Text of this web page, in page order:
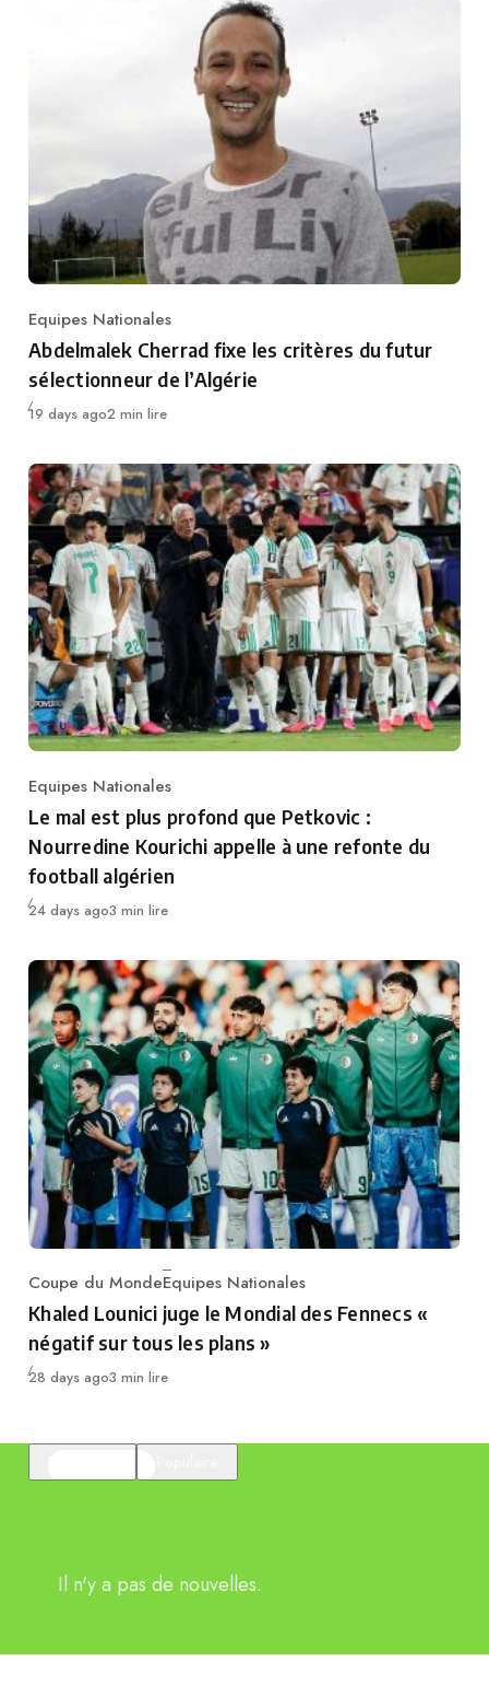
Category
Equipes Nationales
Abdelmalek Cherrad fixe les critères du futur
sélectionneur de l’Algérie
Publié
19 days ago2 min lire
Category
Equipes Nationales
Le mal est plus profond que Petkovic :
Nourredine Kourichi appelle à une refonte du
football algérien
Publié
24 days ago3 min lire
Category
Coupe du MondeEquipes Nationales
Khaled Lounici juge le Mondial des Fennecs «
négatif sur tous les plans »
Publié
28 days ago3 min lire
Il n'y a pas de nouvelles.